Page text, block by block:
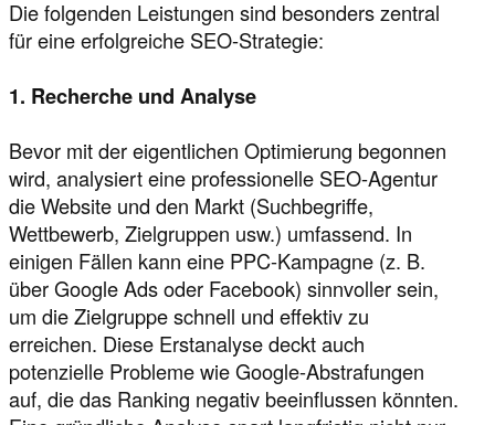
Die folgenden Leistungen sind besonders zentral
für eine erfolgreiche SEO-Strategie:
1. Recherche und Analyse
Bevor mit der eigentlichen Optimierung begonnen
wird, analysiert eine professionelle SEO-Agentur
die Website und den Markt (Suchbegriffe,
Wettbewerb, Zielgruppen usw.) umfassend. In
einigen Fällen kann eine PPC-Kampagne (z. B.
über Google Ads oder Facebook) sinnvoller sein,
um die Zielgruppe schnell und effektiv zu
erreichen. Diese Erstanalyse deckt auch
potenzielle Probleme wie Google-Abstrafungen
auf, die das Ranking negativ beeinflussen könnten.